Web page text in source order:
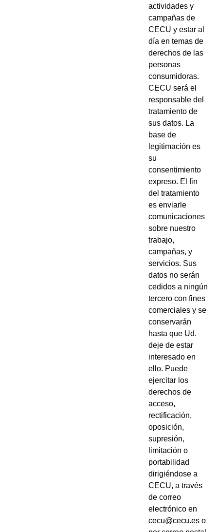
actividades y
campañas de
CECU y estar al
día en temas de
derechos de las
personas
consumidoras.
CECU será el
responsable del
tratamiento de
sus datos. La
base de
legitimación es
su
consentimiento
expreso. El fin
del tratamiento
es enviarle
comunicaciones
sobre nuestro
trabajo,
campañas, y
servicios. Sus
datos no serán
cedidos a ningún
tercero con fines
comerciales y se
conservarán
hasta que Ud.
deje de estar
interesado en
ello. Puede
ejercitar los
derechos de
acceso,
rectificación,
oposición,
supresión,
limitación o
portabilidad
dirigiéndose a
CECU, a través
de correo
electrónico en
cecu@cecu.es o